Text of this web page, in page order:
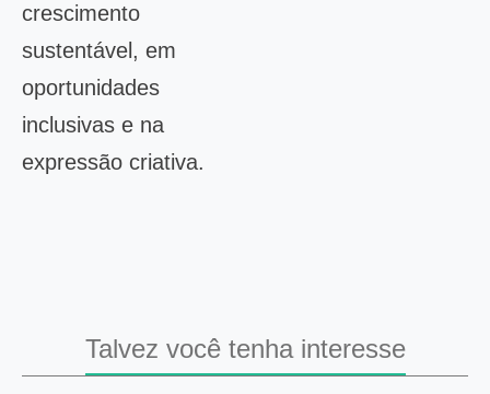
crescimento
sustentável, em
oportunidades
inclusivas e na
expressão criativa.
Talvez você tenha interesse